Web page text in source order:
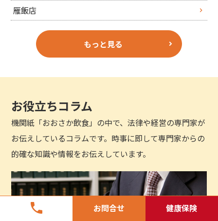
phone お問合せ 健康保険
雁飯店
もっと見る
お役立ちコラム
機関紙「おおさか飲食」の中で、法律や経営の専門家が
お伝えしているコラムです。時事に即して専門家からの
的確な知識や情報をお伝えしています。